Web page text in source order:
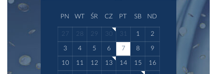
PN WT ŚR CZ PT SB ND
27 28 29 30 31 1 2
3 4 5 6 7 8 9
10 11 12 13 14 15 16